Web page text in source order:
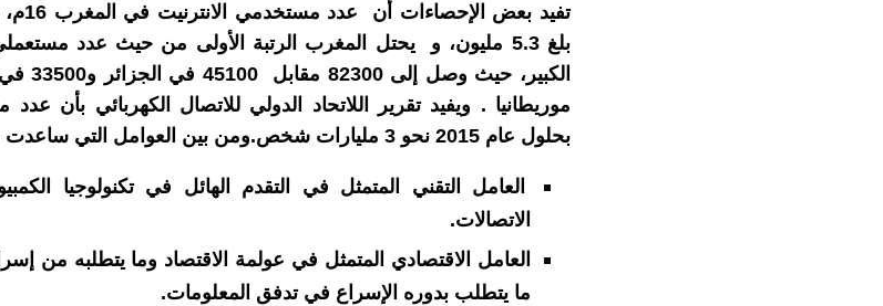
تفيد
بلغ 5.3 مليون، و يحتل المغرب الرتبة الأولى من حيث عدد
الكبير، حيث وصل إلى 82300 مقابل
45100
موريطانيا . ويفيد تقرير اللاتحاد الدولي للاتصال الكهربائي بأن
بحلول عام 2015 نحو 3 مليارات شخص.ومن بين العوامل التي ساعدت على ذلك نجد:
العامل التقني المتمثل في التقدم الهائل في تكنولوجيا
الاتصالات.
العامل الاقتصادي المتمثل في عولمة الاقتصاد وما يتطلبه من
ما يتطلب بدوره الإسراع في تدفق المعلومات.